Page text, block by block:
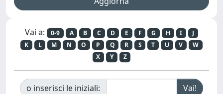
Vai a: 0-9 A B C D E F G H I
J
K
L M N O P Q R S T U V
W
X
Y Z
o inserisci le iniziali: